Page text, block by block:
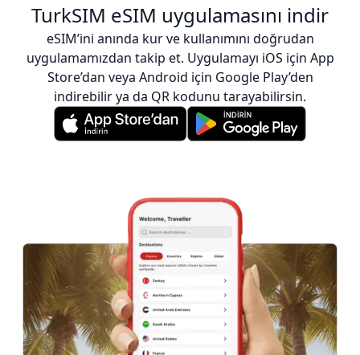
TurkSIM eSIM uygulamasını indir
eSIM’ini anında kur ve kullanımını doğrudan
uygulamamızdan takip et. Uygulamayı iOS için App
Store’dan veya Android için Google Play’den
indirebilir ya da QR kodunu tarayabilirsin.